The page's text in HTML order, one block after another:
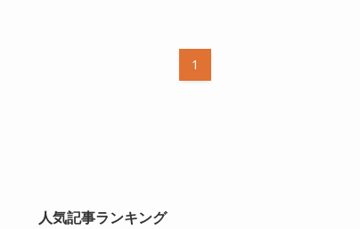
1
人気記事ランキング